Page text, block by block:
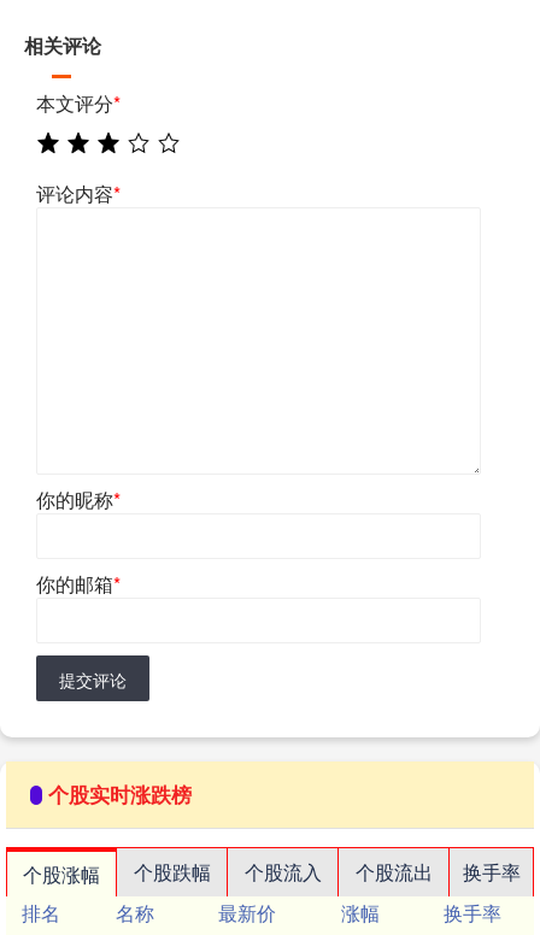
相关评论
本文评分*
评论内容*
你的昵称*
你的邮箱*
提交评论
个股实时涨跌榜
个股涨幅 个股跌幅 个股流入 个股流出
换手率
排名
名称 最新价 涨幅
换手率